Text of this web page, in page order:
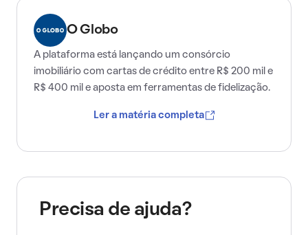
O Globo
A plataforma está lançando um consórcio
imobiliário com cartas de crédito entre R$ 200 mil e
R$ 400 mil e aposta em ferramentas de fidelização.
Ler a matéria completa
Precisa de ajuda?